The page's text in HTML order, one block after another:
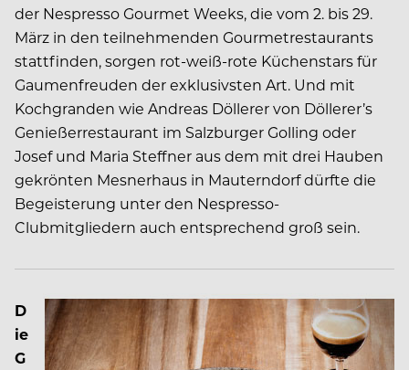
der Nespresso Gourmet Weeks, die vom 2. bis 29.
März in den teilnehmenden Gourmetrestaurants
stattfinden, sorgen rot-weiß-rote Küchenstars für
Gaumenfreuden der exklusivsten Art. Und mit
Kochgranden wie Andreas Döllerer von Döllerer’s
Genießerrestaurant im Salzburger Golling oder
Josef und Maria Steffner aus dem mit drei Hauben
gekrönten Mesnerhaus in Mauterndorf dürfte die
Begeisterung unter den Nespresso-
Clubmitgliedern auch entsprechend groß sein.
D
ie
G